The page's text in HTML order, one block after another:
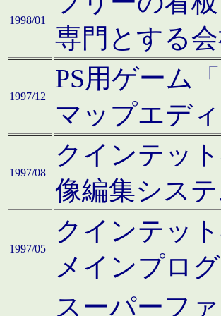
1998/01
専門とする
1997/12
PS用ゲーム
マップエデ
1997/08
クインテッ
像編集シス
1997/05
クインテッ
メインプロ
スーパーフ